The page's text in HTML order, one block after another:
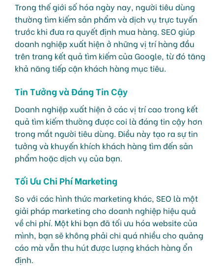
Trong thế giới số hóa ngày nay, người tiêu dùng
thường tìm kiếm sản phẩm và dịch vụ trực tuyến
trước khi đưa ra quyết định mua hàng. SEO giúp
doanh nghiệp xuất hiện ở những vị trí hàng đầu
trên trang kết quả tìm kiếm của Google, từ đó tăng
khả năng tiếp cận khách hàng mục tiêu.
Tin Tưởng và Đáng Tin Cậy
Doanh nghiệp xuất hiện ở các vị trí cao trong kết
quả tìm kiếm thường được coi là đáng tin cậy hơn
trong mắt người tiêu dùng. Điều này tạo ra sự tin
tưởng và khuyến khích khách hàng tìm đến sản
phẩm hoặc dịch vụ của bạn.
Tối Ưu Chi Phí Marketing
So với các hình thức marketing khác, SEO là một
giải pháp marketing cho doanh nghiệp hiệu quả
về chi phí. Một khi bạn đã tối ưu hóa website của
mình, bạn sẽ không phải chi quá nhiều cho quảng
cáo mà vẫn thu hút được lượng khách hàng ổn
định.